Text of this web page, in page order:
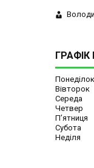
Понеділок
Вівторок
Середа
Четвер
Пʼятниця
Субота
Неділя